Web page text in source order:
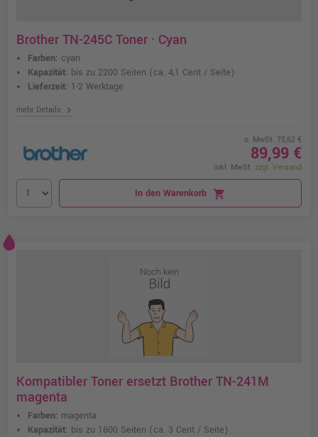
Brother TN-245C Toner · Cyan
Farben: cyan
Kapazität: bis zu 2200 Seiten (ca. 4,1 Cent / Seite)
Lieferzeit: 1-2 Werktage
mehr Details chevron_right
o. MwSt. 75,62 €
89,99 €
inkl. MwSt. zzgl. Versand
In den Warenkorb shopping_cart
Kompatibler Toner ersetzt Brother TN-241M
magenta
Farben: magenta
Kapazität: bis zu 1600 Seiten (ca. 3 Cent / Seite)